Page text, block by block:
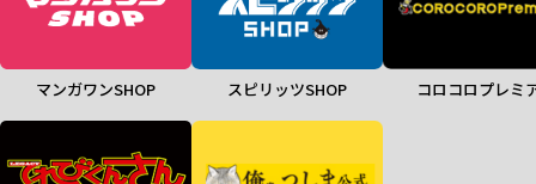
マンガワンSHOP スピリッツSHOP コロコロプレミ